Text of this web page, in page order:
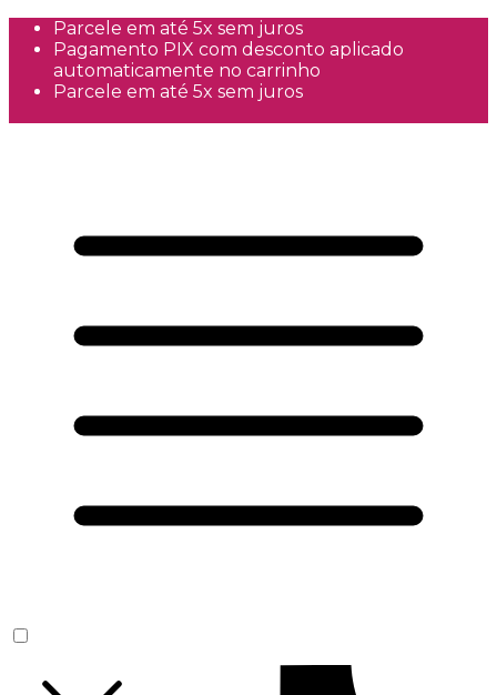
Parcele em até 5x sem juros
Pagamento PIX com desconto aplicado
automaticamente no carrinho
Parcele em até 5x sem juros